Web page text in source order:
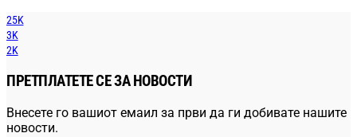
25K
3K
2K
ПРЕТПЛАТЕТЕ СЕ ЗА НОВОСТИ
Внесете го вашиот емаил за први да ги добивате нашите
новости.